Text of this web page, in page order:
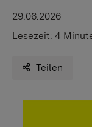
29.06.2026
Lesezeit: 4
Teilen